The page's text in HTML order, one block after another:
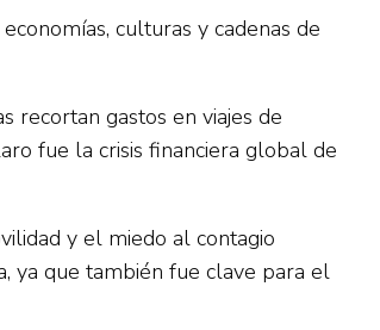
culturas y cadenas de
recortan gastos en viajes de
fue la crisis financiera global de
y el miedo al contagio
ya que también fue clave para el